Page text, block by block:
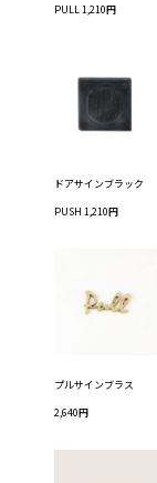
PULL 1,210円
ドアサインブラック
PUSH 1,210円
プルサインブラス
2,640円